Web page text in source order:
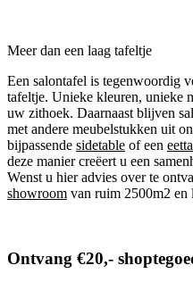
Meer dan een laag tafeltje
Een salontafel is tegenwoordig
tafeltje. Unieke kleuren, unieke
uw zithoek. Daarnaast blijven
met andere meubelstukken uit
bijpassende sidetable of een
deze manier creëert u een
Wenst u hier advies over te
showroom van ruim 2500m2 en
Ontvang €20,-